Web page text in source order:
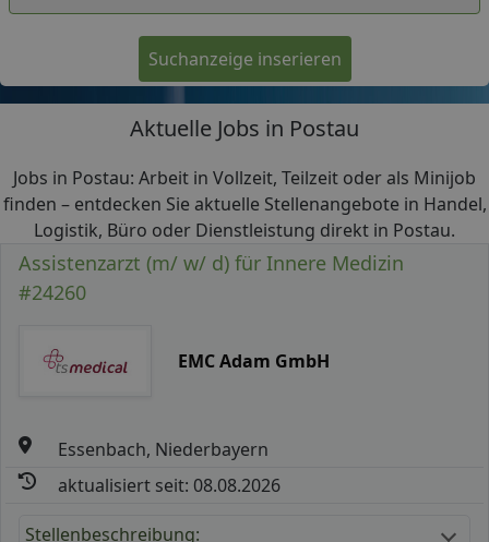
Suchanzeige inserieren
Aktuelle Jobs in Postau
Jobs in Postau: Arbeit in Vollzeit, Teilzeit oder als Minijob
finden – entdecken Sie aktuelle Stellenangebote in Handel,
Logistik, Büro oder Dienstleistung direkt in Postau.
Assistenzarzt (m/ w/ d) für Innere Medizin
#24260
EMC Adam GmbH
Essenbach, Niederbayern
aktualisiert seit: 08.08.2026
Stellenbeschreibung: